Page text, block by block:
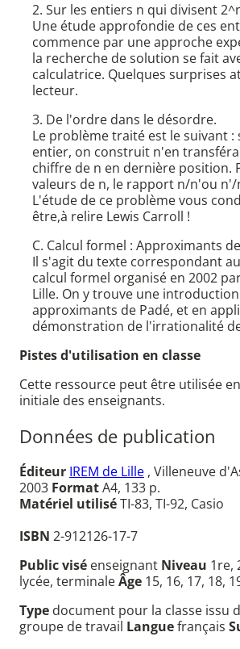
2. Sur les entiers n qui divisent
Une étude approfondie de ces
commence par une approche
la recherche de solution se fait
calculatrice. Quelques surprises
lecteur.
3. De l'ordre dans le désordre.
Le problème traité est le suivant :
entier, on construit n'en
chiffre de n en dernière position.
valeurs de n, le rapport n/n'ou n'/
L'étude de ce problème vous
être,à relire Lewis Carroll !
C. Calcul formel : Approximants
Il s'agit du texte correspondant
calcul formel organisé en 2002
Lille. On y trouve une
approximants de Padé, et en
démonstration de l'irrationalité
Pistes d'utilisation en classe
Cette ressource peut être utilisée
initiale des enseignants.
Données de publication
Éditeur IREM de Lille , Villeneuve
2003 FormatA4, 133 p.
Matériel utiliséTI-83, TI-92, Casio
ISBN 2-912126-17-7
Public visé enseignant Niveau 1re,
lycée, terminaleÂge 15, 16, 17, 18,
Type document pour la classe issu
groupe de travail Languefrançais